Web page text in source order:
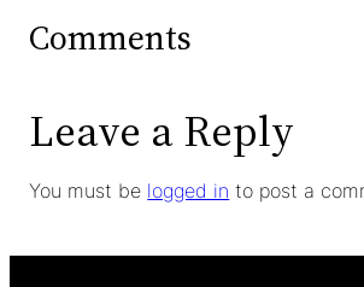
Comments
Leave a Reply
You must be logged in to post a